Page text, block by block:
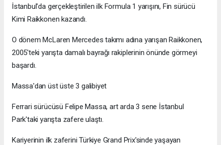
İstanbul'da gerçekleştirilen ilk Formula 1 yarışını, Fin sürücü
Kimi Raikkonen kazandı.
O dönem McLaren Mercedes takımı adına yarışan Raikkonen,
2005'teki yarışta damalı bayrağı rakiplerinin önünde görmeyi
başardı.
Massa'dan üst üste 3 galibiyet
Ferrari sürücüsü Felipe Massa, art arda 3 sene İstanbul
Park'taki yarışta zafere ulaştı.
Kariyerinin ilk zaferini Türkiye Grand Prix'sinde yaşayan